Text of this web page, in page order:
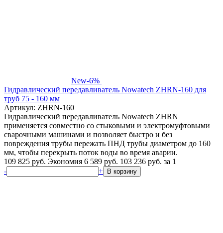
New-6%
Гидравлический передавливатель Nowatech ZHRN-160 для
труб 75 - 160 мм
Артикул: ZHRN-160
Гидравлический передавливатель Nowatech ZHRN
применяется совместно со стыковыми и электромуфтовыми
сварочными машинами и позволяет быстро и без
повреждения трубы пережать ПНД трубы диаметром до 160
мм, чтобы перекрыть поток воды во время аварии.
109 825 руб. Экономия 6 589 руб. 103 236 руб. за 1
-
+ В корзину